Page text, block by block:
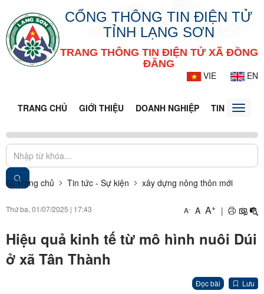
CỔNG THÔNG TIN ĐIỆN TỬ
TỈNH LẠNG SƠN
TRANG THÔNG TIN ĐIỆN TỬ XÃ ĐỒNG
ĐĂNG
VIE
EN
TRANG CHỦ GIỚI THIỆU DOANH NGHIỆP TIN TỨC -
Toggle
Trang chủ Tin tức - Sự kiện xây dựng nông thôn mới
Thứ ba, 01/07/2025 | 17:43 A- A A+ |
Hiệu quả kinh tế từ mô hình nuôi Dúi
ở xã Tân Thành
Đọc bài Lưu